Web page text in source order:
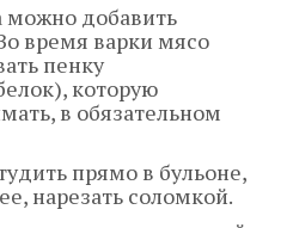
можно добавить
время варки мясо
пенку
которую
в обязательном
прямо в бульоне,
нарезать соломкой.